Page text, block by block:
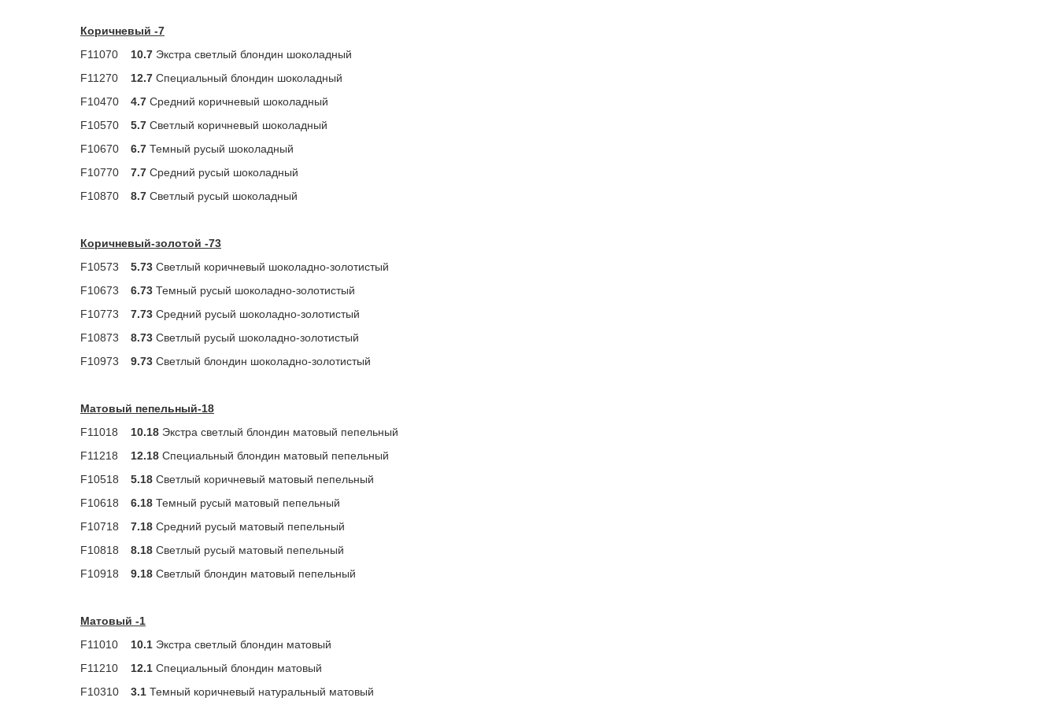
Коричневый -7
F11070
10.7 Экстра светлый блондин шоколадный
F11270
12.7 Специальный блондин шоколадный
F10470
4.7 Средний коричневый шоколадный
F10570
5.7 Светлый коричневый шоколадный
F10670
6.7 Темный русый шоколадный
F10770
7.7 Средний русый шоколадный
F10870
8.7 Светлый русый шоколадный
Коричневый-золотой -73
F10573
5.73 Светлый коричневый шоколадно-золотистый
F10673
6.73 Темный русый шоколадно-золотистый
F10773
7.73 Средний русый шоколадно-золотистый
F10873
8.73 Светлый русый шоколадно-золотистый
F10973
9.73 Светлый блондин шоколадно-золотистый
Матовый пепельный-18
F11018
10.18 Экстра светлый блондин матовый пепельный
F11218
12.18 Специальный блондин матовый пепельный
F10518
5.18 Светлый коричневый матовый пепельный
F10618
6.18 Темный русый матовый пепельный
F10718
7.18 Средний русый матовый пепельный
F10818
8.18 Светлый русый матовый пепельный
F10918
9.18 Светлый блондин матовый пепельный
Матовый -1
F11010
10.1 Экстра светлый блондин матовый
F11210
12.1 Специальный блондин матовый
F10310
3.1 Темный коричневый натуральный матовый